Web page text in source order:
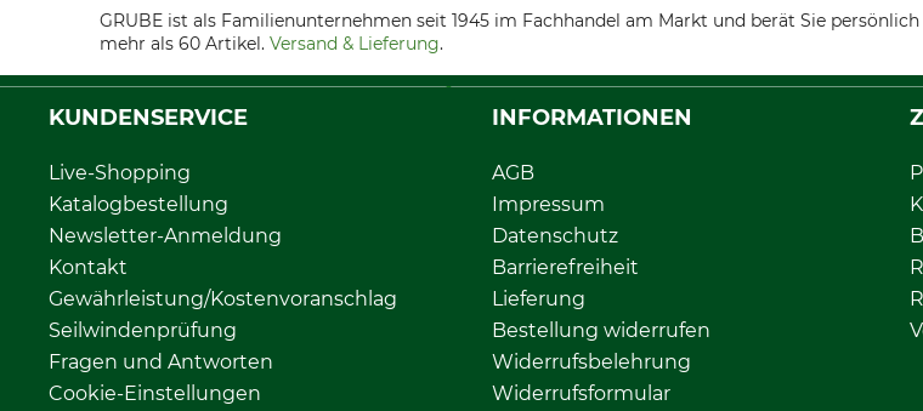
GRUBE ist als Familienunternehmen seit 1945 im Fachhandel am Markt und berät Sie
mehr als 60 Artikel. Versand & Lieferung.
KUNDENSERVICE
Live-Shopping
Katalogbestellung
Newsletter-Anmeldung
Kontakt
Gewährleistung/Kostenvoranschlag
Seilwindenprüfung
Fragen und Antworten
Cookie-Einstellungen
INFORMATIONEN
AGB
Impressum
Datenschutz
Barrierefreiheit
Lieferung
Bestellung widerrufen
Widerrufsbelehrung
Widerrufsformular